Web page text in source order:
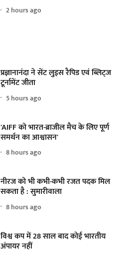
2 hours ago
प्रज्ञानानंदा ने सेंट लुइस रैपिड एवं ब्लिट्ज
टूर्नामेंट जीता
5 hours ago
'AIFF को भारत-ब्राजील मैच के लिए पूर्ण
समर्थन का आश्वासन'
8 hours ago
नीरज को भी कभी-कभी रजत पदक मिल
सकता है : सुमारीवाला
8 hours ago
विश्व कप में 28 साल बाद कोई भारतीय
अंपायर नहीं